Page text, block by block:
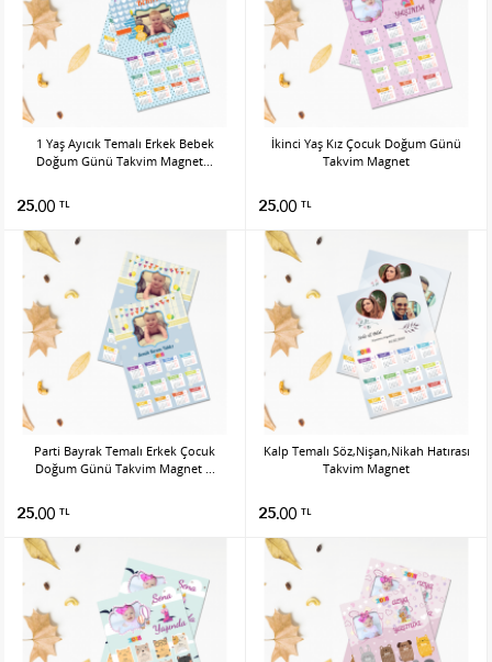
1 Yaş Ayıcık Temalı Erkek Bebek
Doğum Günü Takvim Magnet...
25.00 TL
İkinci Yaş Kız Çocuk Doğum Günü
Takvim Magnet
25.00 TL
Parti Bayrak Temalı Erkek Çocuk
Doğum Günü Takvim Magnet ...
25.00 TL
Kalp Temalı Söz,Nişan,Nikah Hatırası
Takvim Magnet
25.00 TL